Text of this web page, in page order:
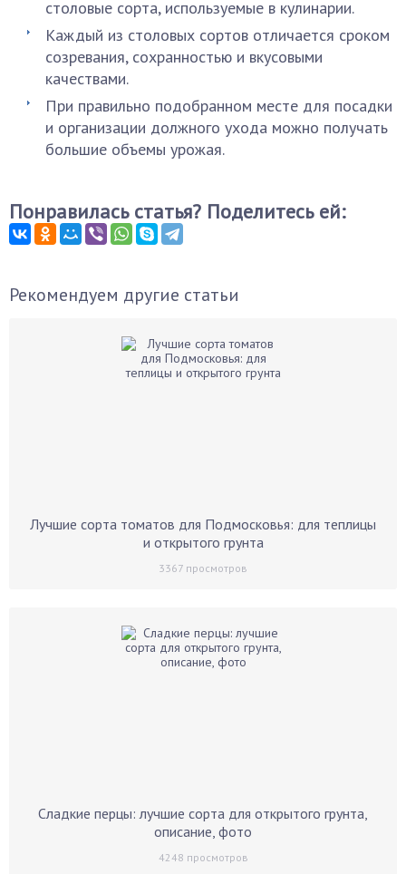
столовые сорта, используемые в кулинарии.
Каждый из столовых сортов отличается сроком
созревания, сохранностью и вкусовыми
качествами.
При правильно подобранном месте для посадки
и организации должного ухода можно получать
большие объемы урожая.
Понравилась статья? Поделитесь ей:
Рекомендуем другие статьи
Лучшие сорта томатов для Подмосковья: для теплицы
и открытого грунта
3367 просмотров
Сладкие перцы: лучшие сорта для открытого грунта,
описание, фото
4248 просмотров